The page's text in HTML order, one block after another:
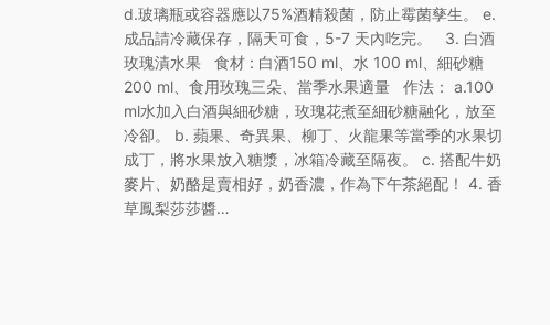
d.玻璃瓶或容器應以75%酒精殺菌，防止霉菌孳生。 e.
成品請冷藏保存，隔天可食，5-7 天內吃完。 3. 白酒
玫瑰漬水果 食材 : 白酒150 ml、水 100 ml、細砂糖
200 ml、食用玫瑰三朵、當季水果適量 作法： a.100
ml水加入白酒與細砂糖，玫瑰花煮至細砂糖融化，放至
冷卻。 b. 蘋果、奇異果、柳丁、火龍果等當季的水果切
成丁，將水果放入糖漿，冰箱冷藏至隔夜。 c. 搭配牛奶
麥片、奶酪是賣相好，奶香濃，作為下午茶絕配！ 4. 香
草鳳梨莎莎醬…